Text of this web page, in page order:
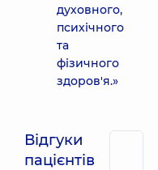
духовного,
психічного
та
фізичного
здоров'я.»
Відгуки
пацієнтів